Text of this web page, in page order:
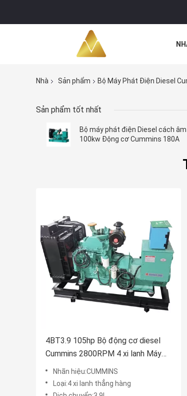
Nhà
Sản phẩm Bộ Máy Phát Điện Diesel
Sản phẩm tốt nhất
Bộ máy phát điện Diesel cách
100kw Động cơ Cummins 180A
4BT3.9 105hp Bộ động cơ diesel
Cummins 2800RPM 4 xi lanh Máy
phát điện
Nhãn hiệu:CUMMINS
Loại:4 xi lanh thẳng hàng